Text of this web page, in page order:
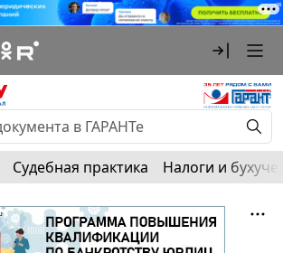
Судебная практика Налоги и